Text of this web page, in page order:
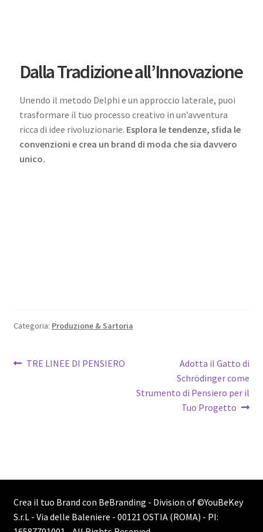
Dalla Tradizione all’Innovazione
Unendo il metodo Delphi e un approccio laterale, puoi
trasformare il tuo processo creativo in un’avventura
ricca di idee rivoluzionarie. Esplora le tendenze, sfida le
convenzioni e crea un brand di moda che sia davvero
unico.
Categoria: Produzione & Sartoria
TRE LINEE DI PENSIERO
Adotta il Gatto di
Schrödinger come
Strumento di Pensiero per il
Tuo Progetto
Crea il tuo Brand con BeBranding - Division of©YouBeKey
S.r.L - Via delle Baleniere - 00121 OSTIA (ROMA) - PI: